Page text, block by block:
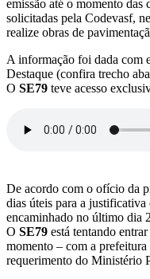
emissão até o momento das
solicitadas pela Codevasf,
realize obras de
A informação foi dada com
Destaque (confira trecho
O SE79 teve acesso
De acordo com o ofício da
dias úteis para a
encaminhado no último dia
O SE79 está tentando
momento – com a
requerimento do Ministério